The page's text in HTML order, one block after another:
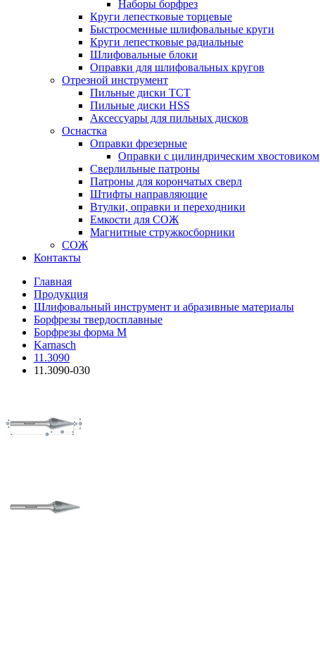
Наборы борфрез
Круги лепестковые торцевые
Быстросменные шлифовальные круги
Круги лепестковые радиальные
Шлифовальные блоки
Оправки для шлифовальных кругов
Отрезной инструмент
Пильные диски ТСТ
Пильные диски HSS
Аксессуары для пильных дисков
Оснастка
Оправки фрезерные
Оправки с цилиндрическим хвостовиком
Сверлильные патроны
Патроны для корончатых сверл
Штифты направляющие
Втулки, оправки и переходники
Емкости для СОЖ
Магнитные стружкосборники
СОЖ
Контакты
Главная
Продукция
Шлифовальный инструмент и абразивные материалы
Борфрезы твердосплавные
Борфрезы форма M
Karnasch
11.3090
11.3090-030